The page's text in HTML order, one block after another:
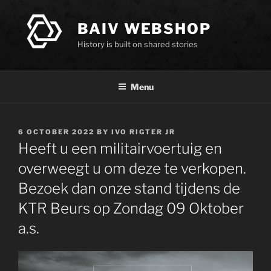
content
BAIV WEBSHOP
History is built on shared stories
Menu
POSTED
ON
6 OCTOBER 2022 BY IVO RIGTER JR
Heeft u een militairvoertuig en
overweegt u om deze te verkopen.
Bezoek dan onze stand tijdens de
KTR Beurs op Zondag 09 Oktober
a.s.